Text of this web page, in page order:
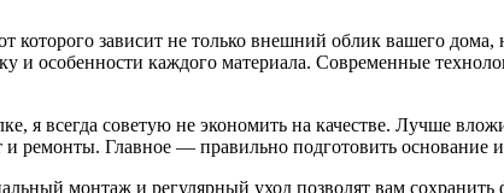
зависит не только внешний облик вашего
и особенности каждого материала. Современные
я всегда советую не экономить на качестве. Лучше
ремонты. Главное — правильно подготовить основание
монтаж и регулярный уход позволят вам